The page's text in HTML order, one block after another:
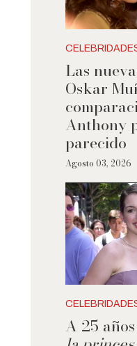
Las
Oskar
Anthony
parecido
Agosto 03, 2026
A 25